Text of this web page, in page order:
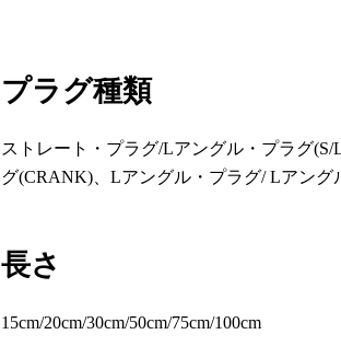
プラグ種類
ストレート・プラグ/Lアングル・プラグ
グ(CRANK)、Lアングル・プラグ/ Lアング
長さ
15cm/20cm/30cm/50cm/75cm/100cm